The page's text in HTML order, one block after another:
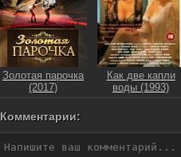
Золотая парочка
(2017)
Как две капли
воды (1993)
Комментарии: